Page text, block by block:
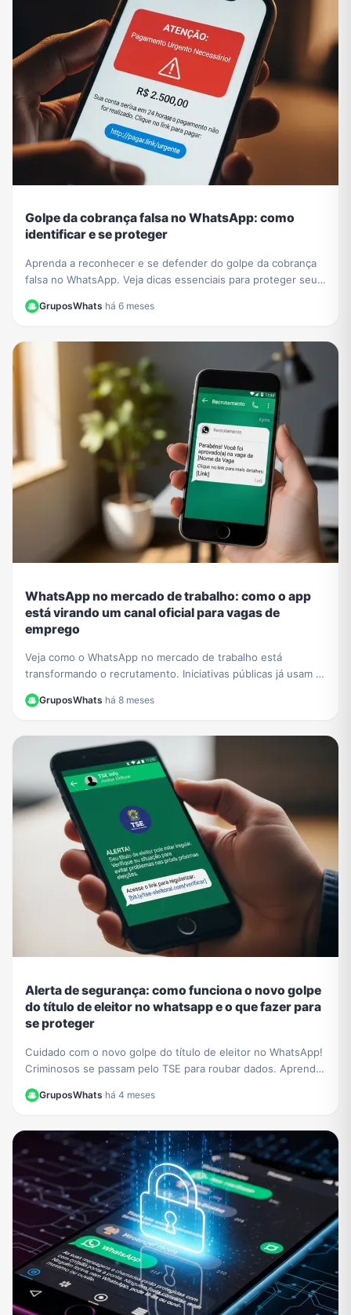
Golpe da cobrança falsa no WhatsApp: como
identificar e se proteger
Aprenda a reconhecer e se defender do golpe da cobrança
falsa no WhatsApp. Veja dicas essenciais para proteger seus
GruposWhats·há 6 meses
WhatsApp no mercado de trabalho: como o app
está virando um canal oficial para vagas de
emprego
Veja como o WhatsApp no mercado de trabalho está
transformando o recrutamento. Iniciativas públicas já usam o
app para conectar empresas e candidatos.
GruposWhats·há 8 meses
Alerta de segurança: como funciona o novo golpe
do título de eleitor no whatsapp e o que fazer para
se proteger
Cuidado com o novo golpe do título de eleitor no WhatsApp!
Criminosos se passam pelo TSE para roubar dados. Aprenda
GruposWhats·há 4 meses